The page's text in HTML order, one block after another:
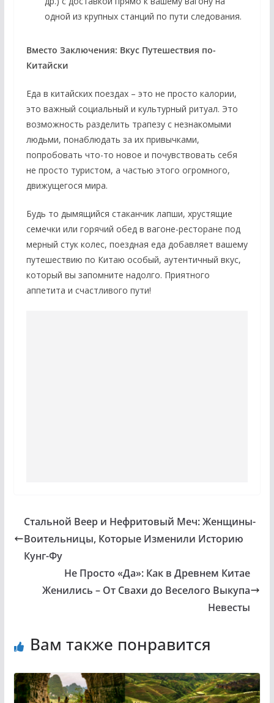
одной из крупных станций по пути следования.
Вместо Заключения: Вкус Путешествия по-
Китайски
Еда в китайских поездах – это не просто калории,
это важный социальный и культурный ритуал. Это
возможность разделить трапезу с незнакомыми
людьми, понаблюдать за их привычками,
попробовать что-то новое и почувствовать себя
не просто туристом, а частью этого огромного,
движущегося мира.
Будь то дымящийся стаканчик лапши, хрустящие
семечки или горячий обед в вагоне-ресторане под
мерный стук колес, поездная еда добавляет вашему
путешествию по Китаю особый, аутентичный вкус,
который вы запомните надолго. Приятного
аппетита и счастливого пути!
Стальной Веер и Нефритовый Меч: Женщины-
Воительницы, Которые Изменили Историю
Кунг-Фу
Не Просто «Да»: Как в Древнем Китае
Женились – От Свахи до Веселого Выкупа
Невесты
Вам также понравится